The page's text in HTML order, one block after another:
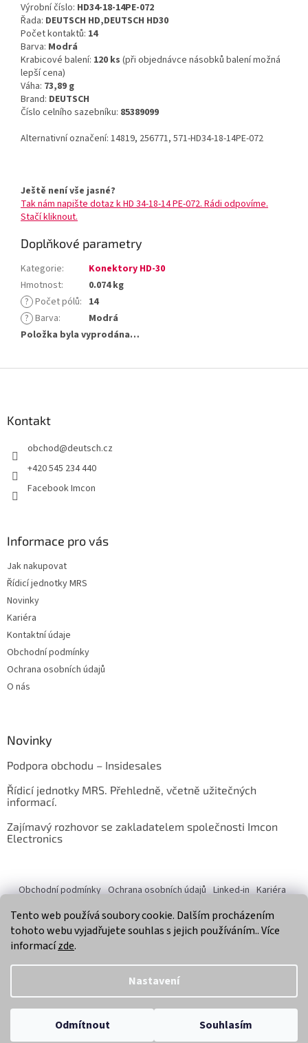
Tento web používá soubory cookie. Dalším procházením
tohoto webu vyjadřujete souhlas s jejich používáním.. Více
informacízde.
Nastavení
Odmítnout Souhlasím
Výrobní číslo: HD34-18-14PE-072
Řada: DEUTSCH HD,DEUTSCH HD30
Počet kontaktů: 14
Barva: Modrá
Krabicové balení: 120 ks (při objednávce násobků balení možná
lepší cena)
Váha: 73,89 g
Brand: DEUTSCH
Číslo celního sazebníku: 85389099
Alternativní označení: 14819, 256771, 571-HD34-18-14PE-072
Ještě není vše jasné?
Tak nám napište dotaz k HD 34-18-14 PE-072. Rádi odpovíme.
Stačí kliknout.
Doplňkové parametry
Kategorie:
Konektory HD-30
Hmotnost:
0.074 kg
? Počet pólů: 14
? Barva:
Modrá
Položka byla vyprodána…
Kontakt
obchod@deutsch.cz
+420 545 234 440
Facebook Imcon
Informace pro vás
Jak nakupovat
Řídicí jednotky MRS
Novinky
Kariéra
Kontaktní údaje
Obchodní podmínky
Ochrana osobních údajů
O nás
Novinky
Podpora obchodu – Insidesales
Řídicí jednotky MRS. Přehledně, včetně užitečných
informací.
Zajímavý rozhovor se zakladatelem společnosti Imcon
Electronics
Obchodní podmínky Ochrana osobních údajů Linked-in Kariéra
Copyright 2026Imcon Electronics, s.r.o.. Všechna práva